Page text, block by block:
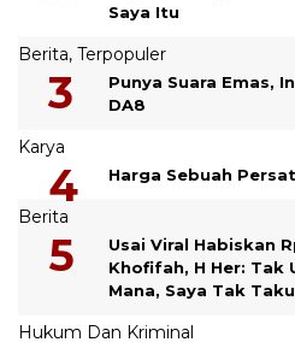
Saya Itu
Berita, Terpopuler
Punya Suara Emas,
DA8
Karya
Harga Sebuah
Berita
Usai Viral Habiskan
Khofifah, H Her: Tak
Mana, Saya Tak
Hukum Dan Kriminal